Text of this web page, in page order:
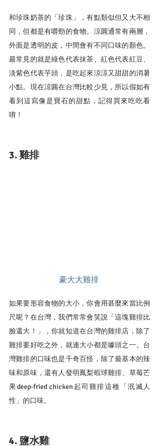
和珍珠奶茶的「珍珠」，有點類似但又大不相
同，但都是有嚼勁的食物。涼圓通常有兩層，
外面是透明的皮，中間會有不同口味的顏色。
最常見的就是綠色代表抹茶、紅色代表紅豆、
淡紫色代表芋頭，是吃起來涼涼又甜甜的消暑
小點。現在涼圓在台灣比較少見，所以假如有
看到這寫像是寶石的甜點，記得買來吃吃看
唷！
3. 雞排
豪大大雞排
如果要形容食物的大小，你會用甚麼來當比例
尺呢？在台灣，我們常常會笑說「這塊雞排比
臉還大！」，你就知道在台灣的雞排店，除了
雞排要好吃之外，就連大小都是噱頭之一。台
灣雞排的口味也是千奇百怪，除了最基本的辣
味和原味，還有人發明鳳梨蝦球雞排、草莓芒
果deep-fried chicken起司雞排這種「泯滅人
性」的口味。
4. 鹽水雞